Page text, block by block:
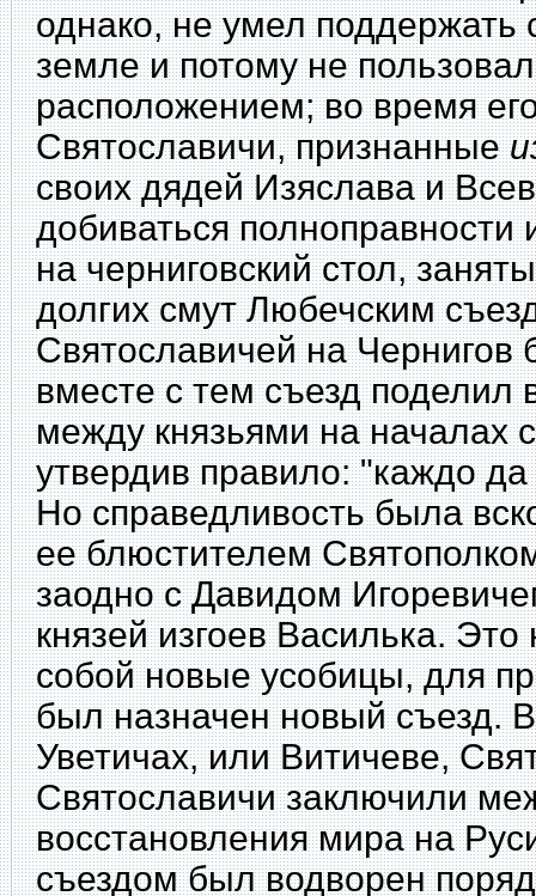
однако, не умел поддержать
земле и потому не
расположением; во время
Святославичи, признанные
своих дядей Изяслава и
добиваться полноправности
на черниговский стол,
долгих смут Любечским
Святославичей на Чернигов
вместе с тем съезд поделил
между князьями на началах
утвердив правило: "каждо
Но справедливость была
ее блюстителем
заодно с Давидом
князей изгоев Василька.
собой новые усобицы, для
был назначен новый съезд. В
Уветичах, или Витичеве,
Святославичи заключили
восстановления мира на
съездом был водворен